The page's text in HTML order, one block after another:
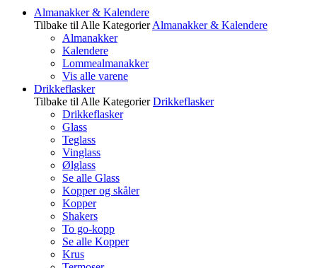
Almanakker & Kalendere
Tilbake til Alle Kategorier Almanakker & Kalendere
Almanakker
Kalendere
Lommealmanakker
Vis alle varene
Drikkeflasker
Tilbake til Alle Kategorier Drikkeflasker
Drikkeflasker
Glass
Teglass
Vinglass
Ølglass
Se alle Glass
Kopper og skåler
Kopper
Shakers
To go-kopp
Se alle Kopper
Krus